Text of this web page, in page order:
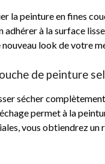
la peinture en fines
à la surface
look de votre
de peinture
sécher
permet à la
vous obtiendrez